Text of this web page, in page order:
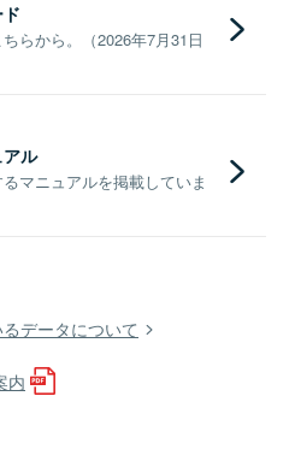
らから。（2026年7月31日
ル
マニュアルを掲載していま
データについて
内